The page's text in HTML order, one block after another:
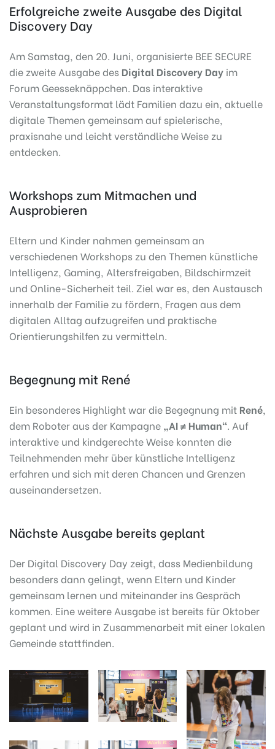
Erfolgreiche zweite Ausgabe des Digital
Discovery Day
Am Samstag, den 20. Juni, organisierte BEE SECURE
die zweite Ausgabe des Digital Discovery Day im
Forum Geesseknäppchen. Das interaktive
Veranstaltungsformat lädt Familien dazu ein, aktuelle
digitale Themen gemeinsam auf spielerische,
praxisnahe und leicht verständliche Weise zu
entdecken.
Workshops zum Mitmachen und
Ausprobieren
Eltern und Kinder nahmen gemeinsam an
verschiedenen Workshops zu den Themen künstliche
Intelligenz, Gaming, Altersfreigaben, Bildschirmzeit
und Online-Sicherheit teil. Ziel war es, den Austausch
innerhalb der Familie zu fördern, Fragen aus dem
digitalen Alltag aufzugreifen und praktische
Orientierungshilfen zu vermitteln.
Begegnung mit René
Ein besonderes Highlight war die Begegnung mit René,
dem Roboter aus der Kampagne „AI ≠ Human“. Auf
interaktive und kindgerechte Weise konnten die
Teilnehmenden mehr über künstliche Intelligenz
erfahren und sich mit deren Chancen und Grenzen
auseinandersetzen.
Nächste Ausgabe bereits geplant
Der Digital Discovery Day zeigt, dass Medienbildung
besonders dann gelingt, wenn Eltern und Kinder
gemeinsam lernen und miteinander ins Gespräch
kommen. Eine weitere Ausgabe ist bereits für Oktober
geplant und wird in Zusammenarbeit mit einer lokalen
Gemeinde stattfinden.